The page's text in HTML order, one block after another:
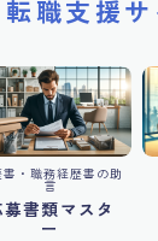
職支援サ
書・職務経歴書の助
言
募書類マスタ
ー